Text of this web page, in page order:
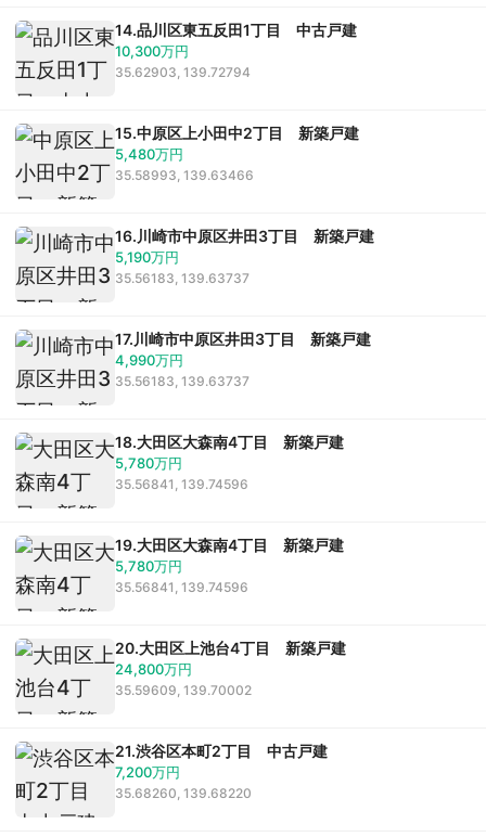
14.品川区東五反田1丁目 中古戸建
10,300万円
35.62903, 139.72794
15.中原区上小田中2丁目 新築戸建
5,480万円
35.58993, 139.63466
16.川崎市中原区井田3丁目 新築戸建
5,190万円
35.56183, 139.63737
17.川崎市中原区井田3丁目 新築戸建
4,990万円
35.56183, 139.63737
18.大田区大森南4丁目 新築戸建
5,780万円
35.56841, 139.74596
19.大田区大森南4丁目 新築戸建
5,780万円
35.56841, 139.74596
20.大田区上池台4丁目 新築戸建
24,800万円
35.59609, 139.70002
21.渋谷区本町2丁目 中古戸建
7,200万円
35.68260, 139.68220
受付時間 9:00～21:00
FAX：03-5711-8828
〒144-0035